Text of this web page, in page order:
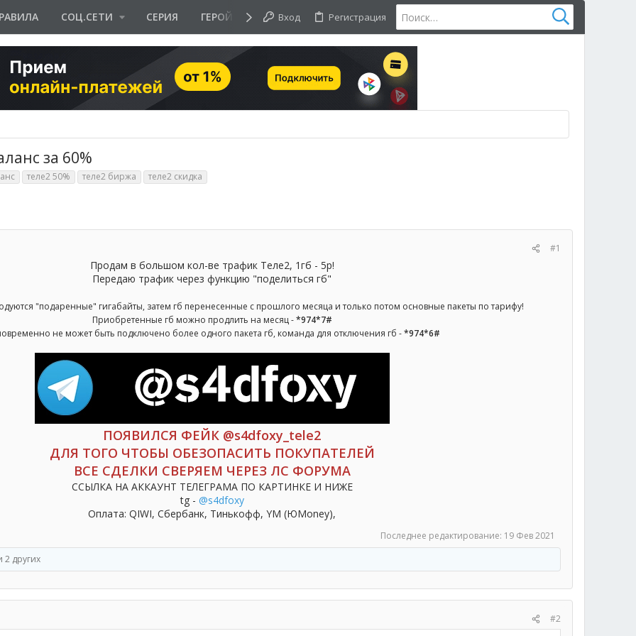
СОЦ.СЕТИ СЕРИЯ ГЕРОЙ ДНЯ Вход Регистрация
за 60%
теле2 50% теле2 биржа теле2 скидка
#1
Продам в большом кол-ве трафик Теле2, 1гб - 5р!
Передаю трафик через функцию "поделиться гб"
"подаренные" гигабайты, затем гб перенесенные с прошлого месяца и только потом основные пакеты по тарифу!
Приобретенные гб можно продлить на месяц -*974*7#
не может быть подключено более одного пакета гб, команда для отключения гб -*974*6#
ПОЯВИЛСЯ ФЕЙК @s4dfoxy_tele2
ДЛЯ ТОГО ЧТОБЫ ОБЕЗОПАСИТЬ ПОКУПАТЕЛЕЙ
ВСЕ СДЕЛКИ СВЕРЯЕМ ЧЕРЕЗ ЛС ФОРУМА
ССЫЛКА НА АККАУНТ ТЕЛЕГРАМА ПО КАРТИНКЕ И НИЖЕ
tg - @s4dfoxy
Оплата: QIWI, Сбербанк, Тинькофф, YM (ЮMoney),​
Последнее редактирование: 19 Фев 2021
2 других
#2